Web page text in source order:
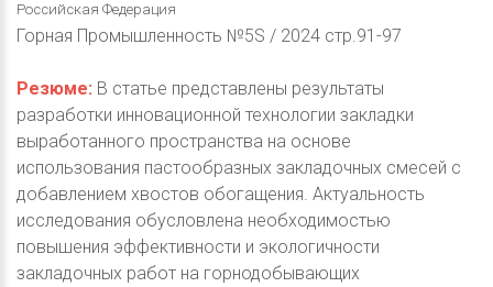
Российская Федерация
Горная Промышленность №5S / 2024 стр.91-97
Резюме: В статье представлены результаты
разработки инновационной технологии закладки
выработанного пространства на основе
использования пастообразных закладочных смесей с
добавлением хвостов обогащения. Актуальность
исследования обусловлена необходимостью
повышения эффективности и экологичности
закладочных работ на горнодобывающих